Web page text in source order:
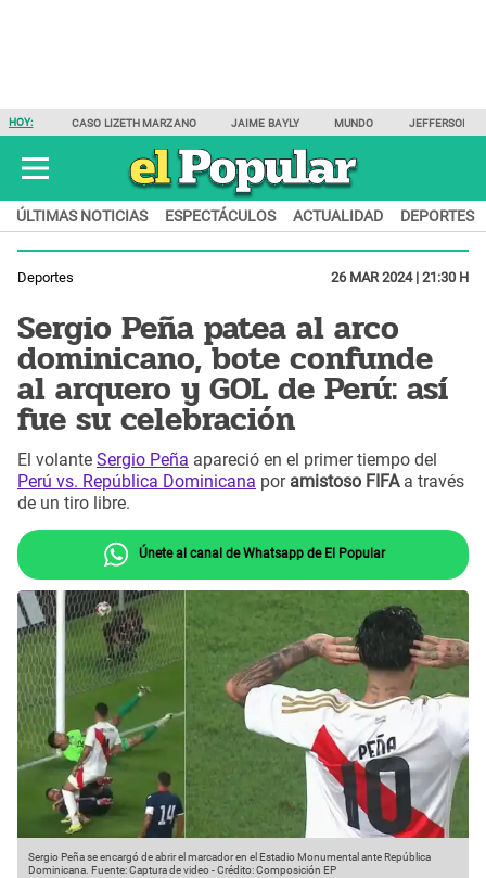
HOY: CASO LIZETH MARZANO JAIME BAYLY MUNDO JEFFERSON
ÚLTIMAS NOTICIAS ESPECTÁCULOS ACTUALIDAD DEPORTES
Deportes 26 MAR 2024 | 21:30 H
Sergio Peña patea al arco
dominicano, bote confunde
al arquero y GOL de Perú: así
fue su celebración
El volante Sergio Peña apareció en el primer tiempo del
Perú vs. República Dominicana por amistoso FIFAa través
de un tiro libre.
Únete al canal de Whatsapp de El Popular
Sergio Peña se encargó de abrir el marcador en el Estadio Monumental ante República
Dominicana. Fuente: Captura de video-Crédito: Composición EP